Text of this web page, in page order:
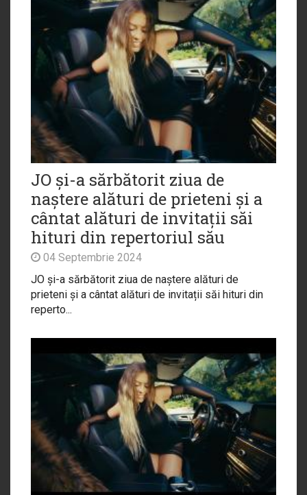
JO și-a sărbătorit ziua de
naștere alături de prieteni și a
cântat alături de invitații săi
hituri din repertoriul său
04 Septembrie 2024
JO și-a sărbătorit ziua de naștere alături de
prieteni și a cântat alături de invitații săi hituri din
reperto...